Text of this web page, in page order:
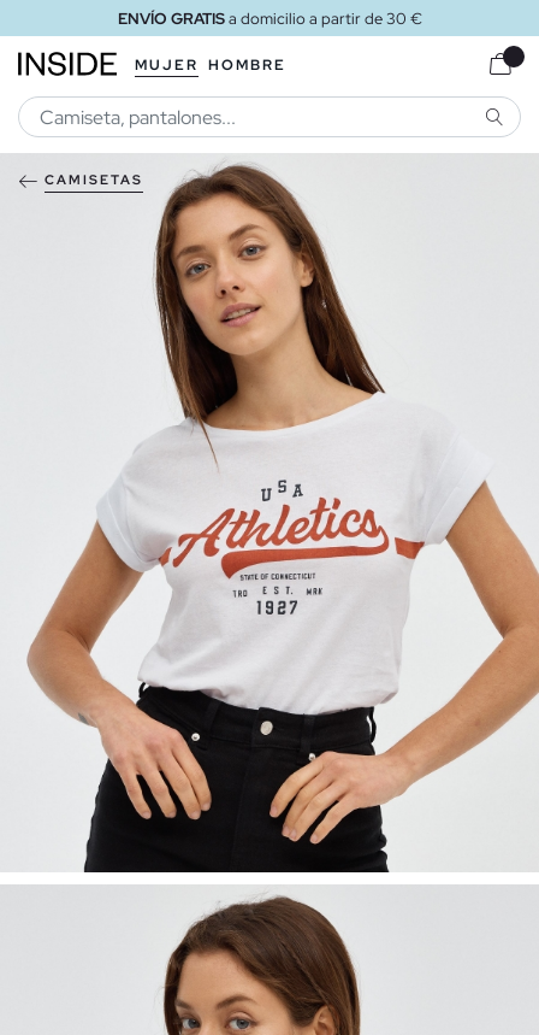
ENVÍO GRATISa domicilio a partir de 30 €
MUJER HOMBRE
CAMISETAS